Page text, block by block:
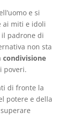
e si
ai miti e idoli
il padrone di
non sta
condivisione
poveri.
di fronte la
potere e della